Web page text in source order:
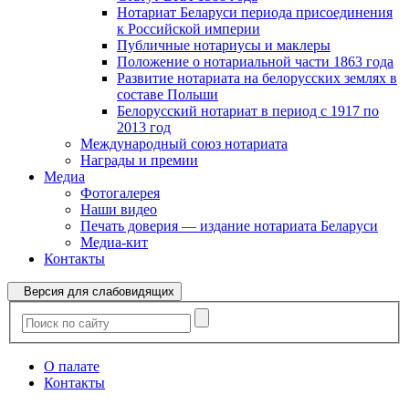
Нотариат Беларуси периода присоединения
к Российской империи
Публичные нотариусы и маклеры
Положение о нотариальной части 1863 года
Развитие нотариата на белорусских землях в
составе Польши
Белорусский нотариат в период с 1917 по
2013 год
Международный союз нотариата
Награды и премии
Медиа
Фотогалерея
Наши видео
Печать доверия — издание нотариата Беларуси
Медиа-кит
Контакты
Версия для слабовидящих
О палате
Контакты